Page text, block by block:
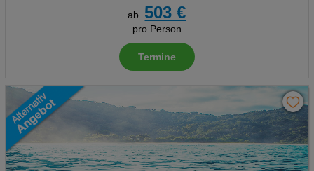
ab
503 €
pro Person
Termine